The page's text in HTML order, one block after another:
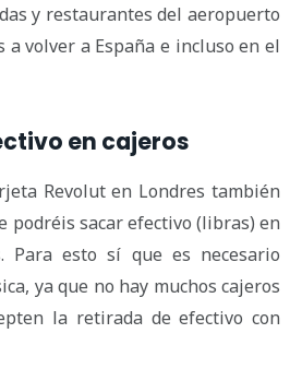
y restaurantes del aeropuerto
a volver a España e incluso en el
en cajeros
Revolut en Londres también
podréis sacar efectivo (libras) en
Para esto sí que es necesario
ya que no hay muchos cajeros
la retirada de efectivo con